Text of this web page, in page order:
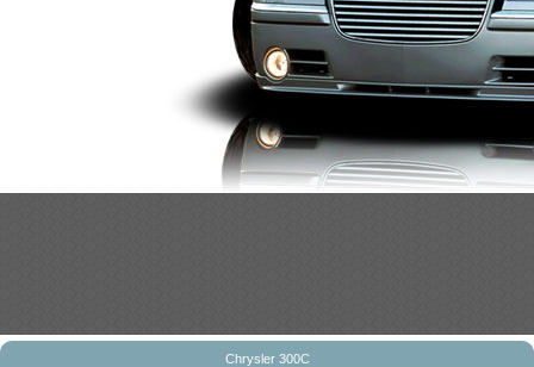
Chrysler 300C